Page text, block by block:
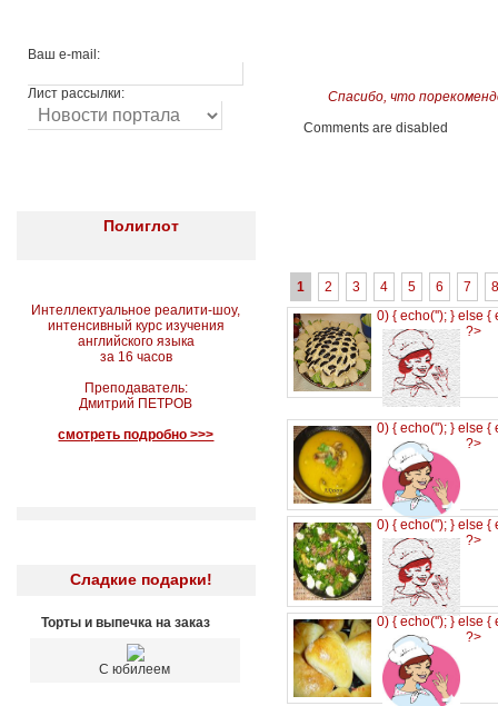
Ваш e-mail:
Лист рассылки:
Полиглот
Интеллектуальное реалити-шоу,
интенсивный курс изучения
английского языка
за 16 часов
Преподаватель:
Дмитрий ПЕТРОВ
смотреть подробно >>>
Сладкие подарки!
Торты и выпечка на заказ
С юбилеем
Спасибо, что
Comments are disabled
1 2 3 4 5 6 7
8
0) { echo(''); } else {
?>
0) { echo(''); } else {
?>
0) { echo(''); } else {
?>
0) { echo(''); } else {
?>